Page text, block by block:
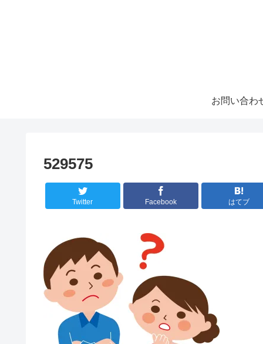
お問い合わ
529575
Twitter Facebook はてブ